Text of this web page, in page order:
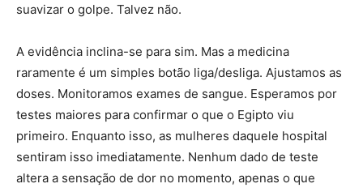
suavizar o golpe. Talvez não.
A evidência inclina-se para sim. Mas a medicina
raramente é um simples botão liga/desliga. Ajustamos as
doses. Monitoramos exames de sangue. Esperamos por
testes maiores para confirmar o que o Egipto viu
primeiro. Enquanto isso, as mulheres daquele hospital
sentiram isso imediatamente. Nenhum dado de teste
altera a sensação de dor no momento, apenas o que